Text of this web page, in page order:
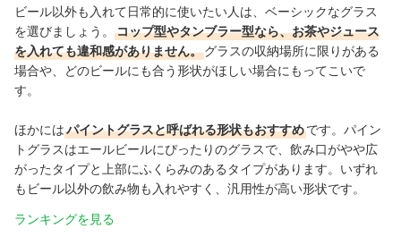
ビール以外も入れて日常的に使いたい人は、ベーシックなグラス
を選びましょう。
コップ型やタンブラー型なら、お茶やジュース
を入れても違和感がありません。グラスの収納場所に限りがある
場合や、どのビールにも合う形状がほしい場合にもってこいで
す。
ほかにはパイントグラスと呼ばれる形状もおすすめです。パイン
トグラスはエールビールにぴったりのグラスで、飲み口がやや広
がったタイプと上部にふくらみのあるタイプがあります。いずれ
もビール以外の飲み物も入れやすく、汎用性が高い形状です。
ランキングを見る